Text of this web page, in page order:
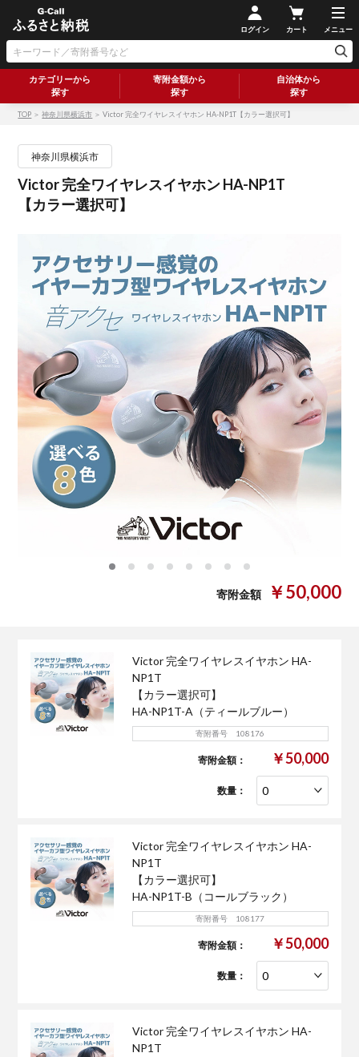
ログイン カート メニュー
カテゴリーから
探す
寄附金額から
探す
自治体から
探す
TOP ＞神奈川県横浜市 ＞ Victor 完全ワイヤレスイヤホン HA-NP1T【カラー選択可】
神奈川県横浜市
Victor 完全ワイヤレスイヤホン HA-NP1T
【カラー選択可】
寄附金額 ￥50,000
Victor 完全ワイヤレスイヤホン HA-
NP1T
【カラー選択可】
HA-NP1T-A（ティールブルー）
寄附番号 108176
寄附金額： ￥50,000
数量：
Victor 完全ワイヤレスイヤホン HA-
NP1T
【カラー選択可】
HA-NP1T-B（コールブラック）
寄附番号 108177
寄附金額： ￥50,000
数量：
Victor 完全ワイヤレスイヤホン HA-
NP1T